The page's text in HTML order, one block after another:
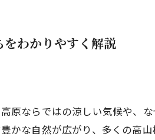
わかりやすく解説
原ならではの涼しい気候や、
かな自然が広がり、多くの高